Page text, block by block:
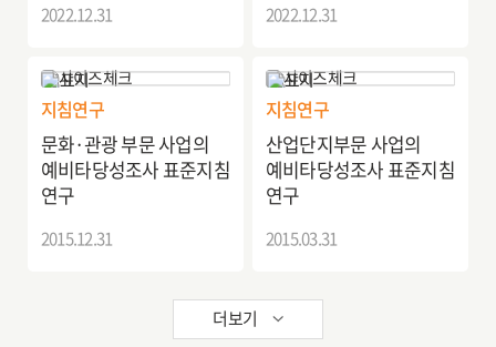
2022.12.31 2022.12.31
지침연구
문화·관광 부문 사업의
예비타당성조사 표준지침
연구
2015.12.31
지침연구
산업단지부문 사업의
예비타당성조사 표준지침
연구
2015.03.31
더보기